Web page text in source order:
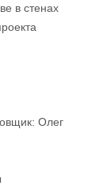
в стенах
Олег